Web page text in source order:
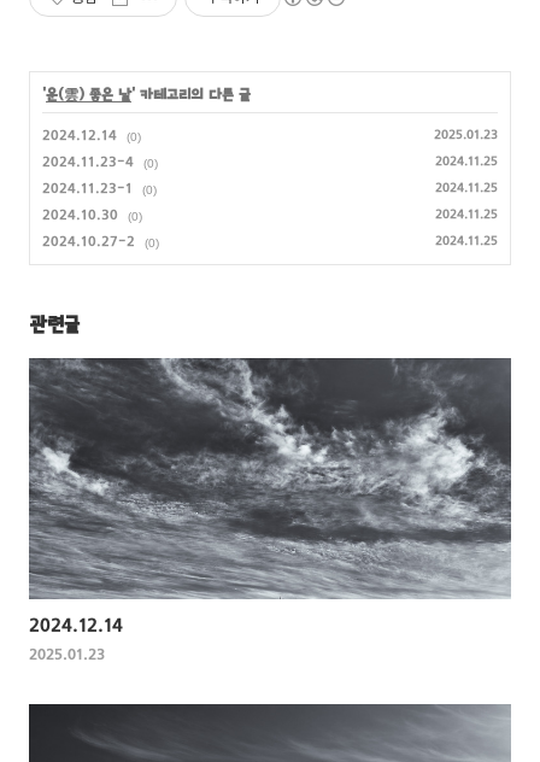
'운(雲) 좋은 날' 카테고리의 다른 글
2024.12.14 (0) 2025.01.23
2024.11.23-4 (0) 2024.11.25
2024.11.23-1 (0) 2024.11.25
2024.10.30 (0) 2024.11.25
2024.10.27-2 (0) 2024.11.25
관련글
2024.12.14
2025.01.23